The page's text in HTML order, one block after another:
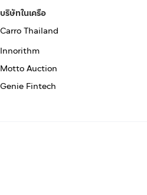
บริษัทในเครือ
Carro Thailand
Innorithm
Motto Auction
Genie Fintech